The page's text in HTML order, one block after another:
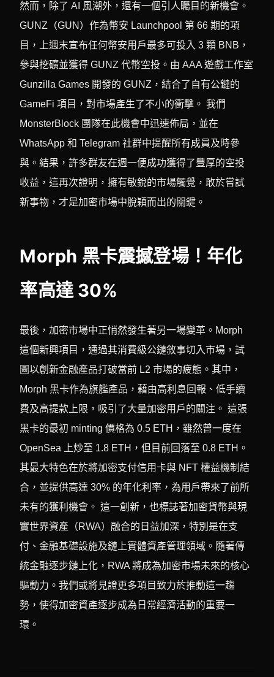
然而，除了 AI 風潮外，還有一個引人矚目的新機會。
GUNZ（GUN）作為幣安 Launchpool 第 66 期的項
目，上週末宣布任何幣安用戶最多可投入 3 顆 BNB，
參與挖礦並獲得 GUNZ 代幣空投。由 AAA 遊戲工作室
Gunzilla Games 開發的 GUNZ，結合了自有公鏈的
GameFi 項目，對市場產生了不小的衝擊。 我們
MonsterBlock 團隊在此機會中迅速佈局，並在
WhatsApp 和 Telegram 社群中提醒所有成員及時參
與。結果，許多群友在週一便成功獲得了豐厚的空投
收益，這再次證明，擁有敏銳的市場觸覺，敢於嘗試
新事物，才是加密市場中脫穎而出的關鍵。
Morph 黑卡震撼登場！年化
率高達 30%
最後，加密市場中正悄然發生著另一場變革。Morph
這個新興項目，通過其消費級公鏈敘事切入市場，試
圖以創新金融產品打破當前 L2 市場的疲態。其中，
Morph 黑卡作為旗艦產品，藉由高利息回報、低手續
費及高提款上限，吸引了大量加密用戶的關注。 這張
黑卡的最初 minting 價格為 0.5 ETH，雖然曾一度在
OpenSea 上炒至 1.8 ETH，但目前回落至 0.8 ETH。
其最大特色在於將加密支付信用卡與 NFT 權益機制結
合，並提供高達 30% 的年化利率，為用戶帶來了前所
未有的獲利機會。 這一創新，也標誌著加密貨幣與現
實世界資產（RWA）融合的日益加深，特別是在支
付、金融基礎設施及鏈上實體資產管理領域。隨著傳
統金融逐步鏈上化，RWA 將成為加密市場未來的核心
驅動力。我們或將見證更多項目致力於推動這一趨
勢，使得加密資產逐步成為日常經濟活動的重要一
環。